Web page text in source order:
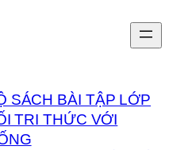
SÁCH BÀI TẬP LỚP
TRI THỨC VỚI